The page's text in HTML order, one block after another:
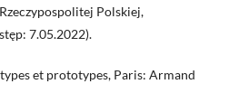
Polskiej,
7.05.2022).
et prototypes, Paris: Armand